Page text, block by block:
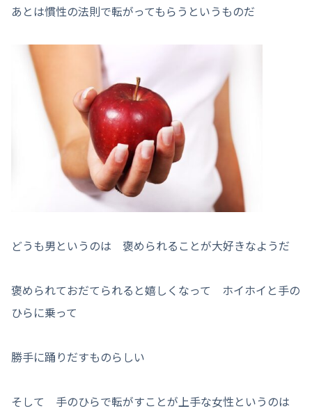
あとは慣性の法則で転がってもらうというものだ
どうも男というのは 褒められることが大好きなようだ
褒められておだてられると嬉しくなって ホイホイと手の
ひらに乗って
勝手に踊りだすものらしい
そして 手のひらで転がすことが上手な女性というのは